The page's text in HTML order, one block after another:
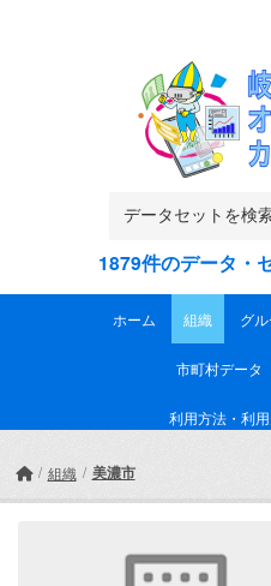
1879件のデータ・
ホーム 組織 グ
市町村データ
利用方法・利
組織 美濃市